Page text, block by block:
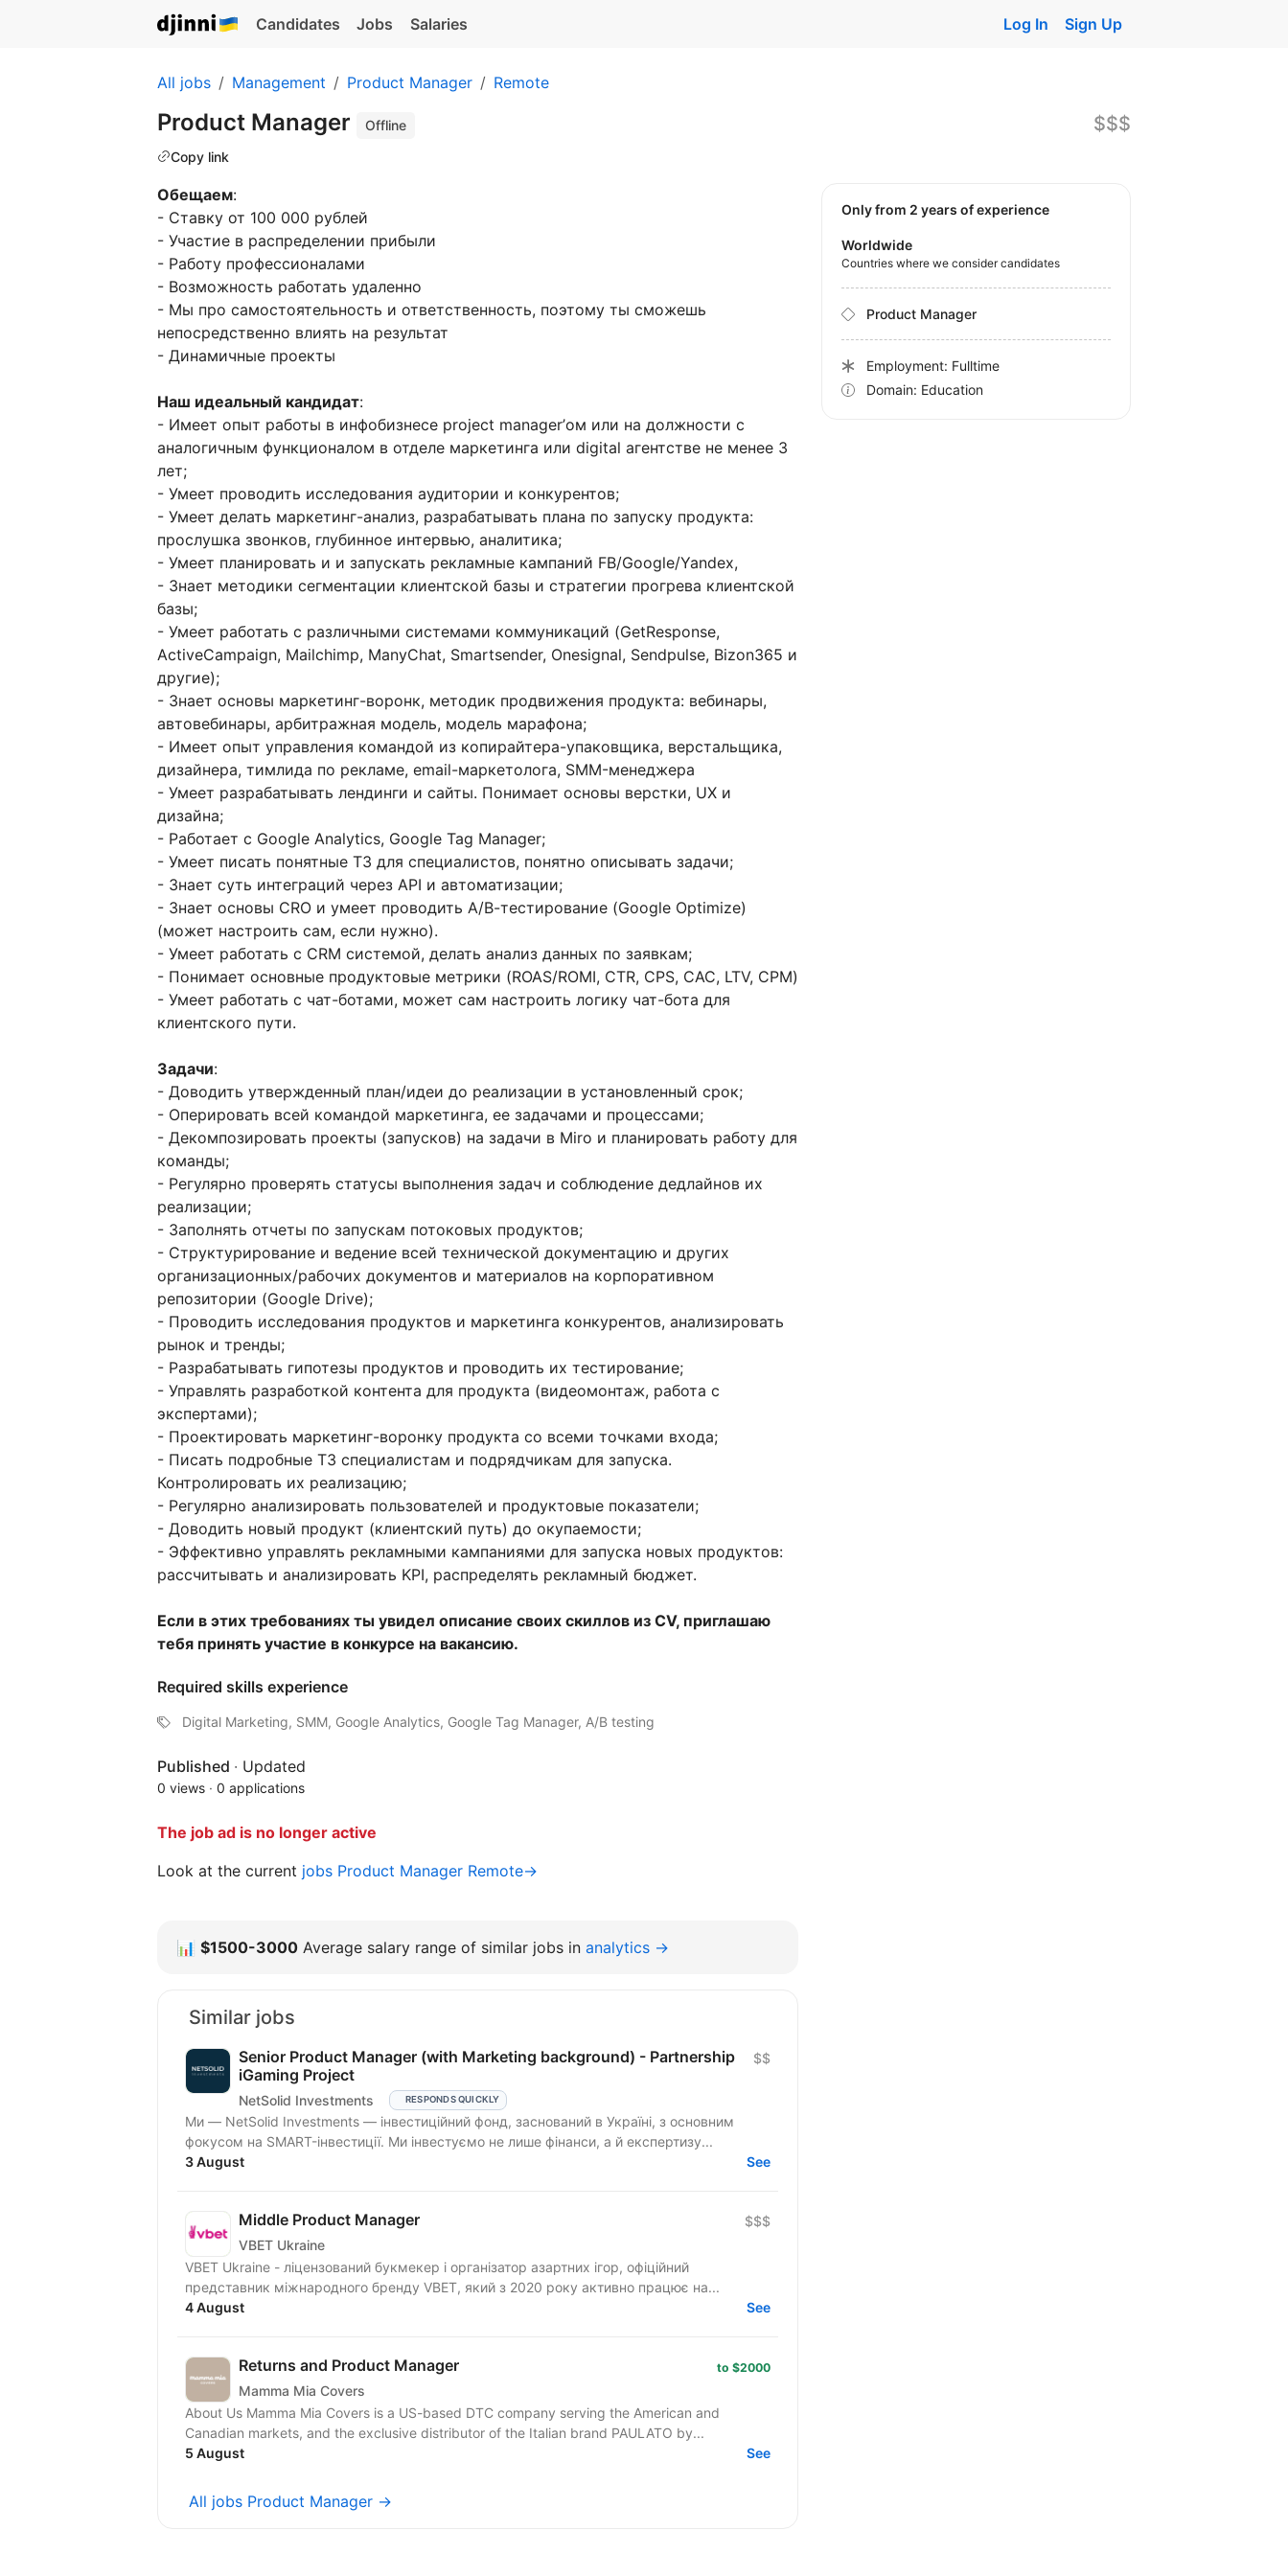
Candidates Jobs Salaries Log In Sign Up
All jobs Management Product Manager Remote
Product Manager
Offline
Copy link
$$$
Обещаем:
- Ставку от 100 000 рублей
- Участие в распределении прибыли
- Работу профессионалами
- Возможность работать удаленно
- Мы про самостоятельность и ответственность, поэтому ты сможешь
непосредственно влиять на результат
- Динамичные проекты
Наш идеальный кандидат:
- Имеет опыт работы в инфобизнесе project manager’ом или на должности с
аналогичным функционалом в отделе маркетинга или digital агентстве не менее 3
лет;
- Умеет проводить исследования аудитории и конкурентов;
- Умеет делать маркетинг-анализ, разрабатывать плана по запуску продукта:
прослушка звонков, глубинное интервью, аналитика;
- Умеет планировать и и запускать рекламные кампаний FB/Google/Yandex,
- Знает методики сегментации клиентской базы и стратегии прогрева клиентской
базы;
- Умеет работать с различными системами коммуникаций (GetResponse,
ActiveCampaign, Mailchimp, ManyChat, Smartsender, Onesignal, Sendpulse, Bizon365 и
другие);
- Знает основы маркетинг-воронк, методик продвижения продукта: вебинары,
автовебинары, арбитражная модель, модель марафона;
- Имеет опыт управления командой из копирайтера-упаковщика, верстальщика,
дизайнера, тимлида по рекламе, email-маркетолога, SMM-менеджера
- Умеет разрабатывать лендинги и сайты. Понимает основы верстки, UX и
дизайна;
- Работает с Google Analytics, Google Tag Manager;
- Умеет писать понятные ТЗ для специалистов, понятно описывать задачи;
- Знает суть интеграций через API и автоматизации;
- Знает основы CRO и умеет проводить А/В-тестирование (Google Optimize)
(может настроить сам, если нужно).
- Умеет работать с CRM системой, делать анализ данных по заявкам;
- Понимает основные продуктовые метрики (ROAS/ROMI, СTR, CPS, CAC, LTV, CPM)
- Умеет работать с чат-ботами, может сам настроить логику чат-бота для
клиентского пути.
Задачи:
- Доводить утвержденный план/идеи до реализации в установленный срок;
- Оперировать всей командой маркетинга, ее задачами и процессами;
- Декомпозировать проекты (запусков) на задачи в Miro и планировать работу для
команды;
- Регулярно проверять статусы выполнения задач и соблюдение дедлайнов их
реализации;
- Заполнять отчеты по запускам потоковых продуктов;
- Структурирование и ведение всей технической документацию и других
организационных/рабочих документов и материалов на корпоративном
репозитории (Google Drive);
- Проводить исследования продуктов и маркетинга конкурентов, анализировать
рынок и тренды;
- Разрабатывать гипотезы продуктов и проводить их тестирование;
- Управлять разработкой контента для продукта (видеомонтаж, работа с
экспертами);
- Проектировать маркетинг-воронку продукта со всеми точками входа;
- Писать подробные ТЗ специалистам и подрядчикам для запуска.
Контролировать их реализацию;
- Регулярно анализировать пользователей и продуктовые показатели;
- Доводить новый продукт (клиентский путь) до окупаемости;
- Эффективно управлять рекламными кампаниями для запуска новых продуктов:
рассчитывать и анализировать KPI, распределять рекламный бюджет.
Если в этих требованиях ты увидел описание своих скиллов из CV, приглашаю
тебя принять участие в конкурсе на вакансию.
Required skills experience
Digital Marketing, SMM, Google Analytics, Google Tag Manager, A/B testing
Published · Updated
0 views · 0 applications
The job ad is no longer active
Look at the current jobs Product Manager Remote→
Only from 2 years of experience
Worldwide
Countries where we consider candidates
Product Manager
Employment: Fulltime
Domain: Education
📊 $1500-3000 Average salary range of similar jobs in analytics →
Similar jobs
Senior Product Manager (with Marketing background) - Partnership
iGaming Project
NetSolid Investments RESPONDS QUICKLY
$$
Ми — NetSolid Investments — інвестиційний фонд, заснований в Україні, з основним
фокусом на SMART-інвестиції. Ми інвестуємо не лише фінанси, а й експертизу...
3 August
See
Middle Product Manager
VBET Ukraine
$$$
VBET Ukraine - ліцензований букмекер і організатор азартних ігор, офіційний
представник міжнародного бренду VBET, який з 2020 року активно працює на...
4 August
See
Returns and Product Manager
Mamma Mia Covers
to $2000
About Us Mamma Mia Covers is a US-based DTC company serving the American and
Canadian markets, and the exclusive distributor of the Italian brand PAULATO by...
5 August
See
All jobs Product Manager →